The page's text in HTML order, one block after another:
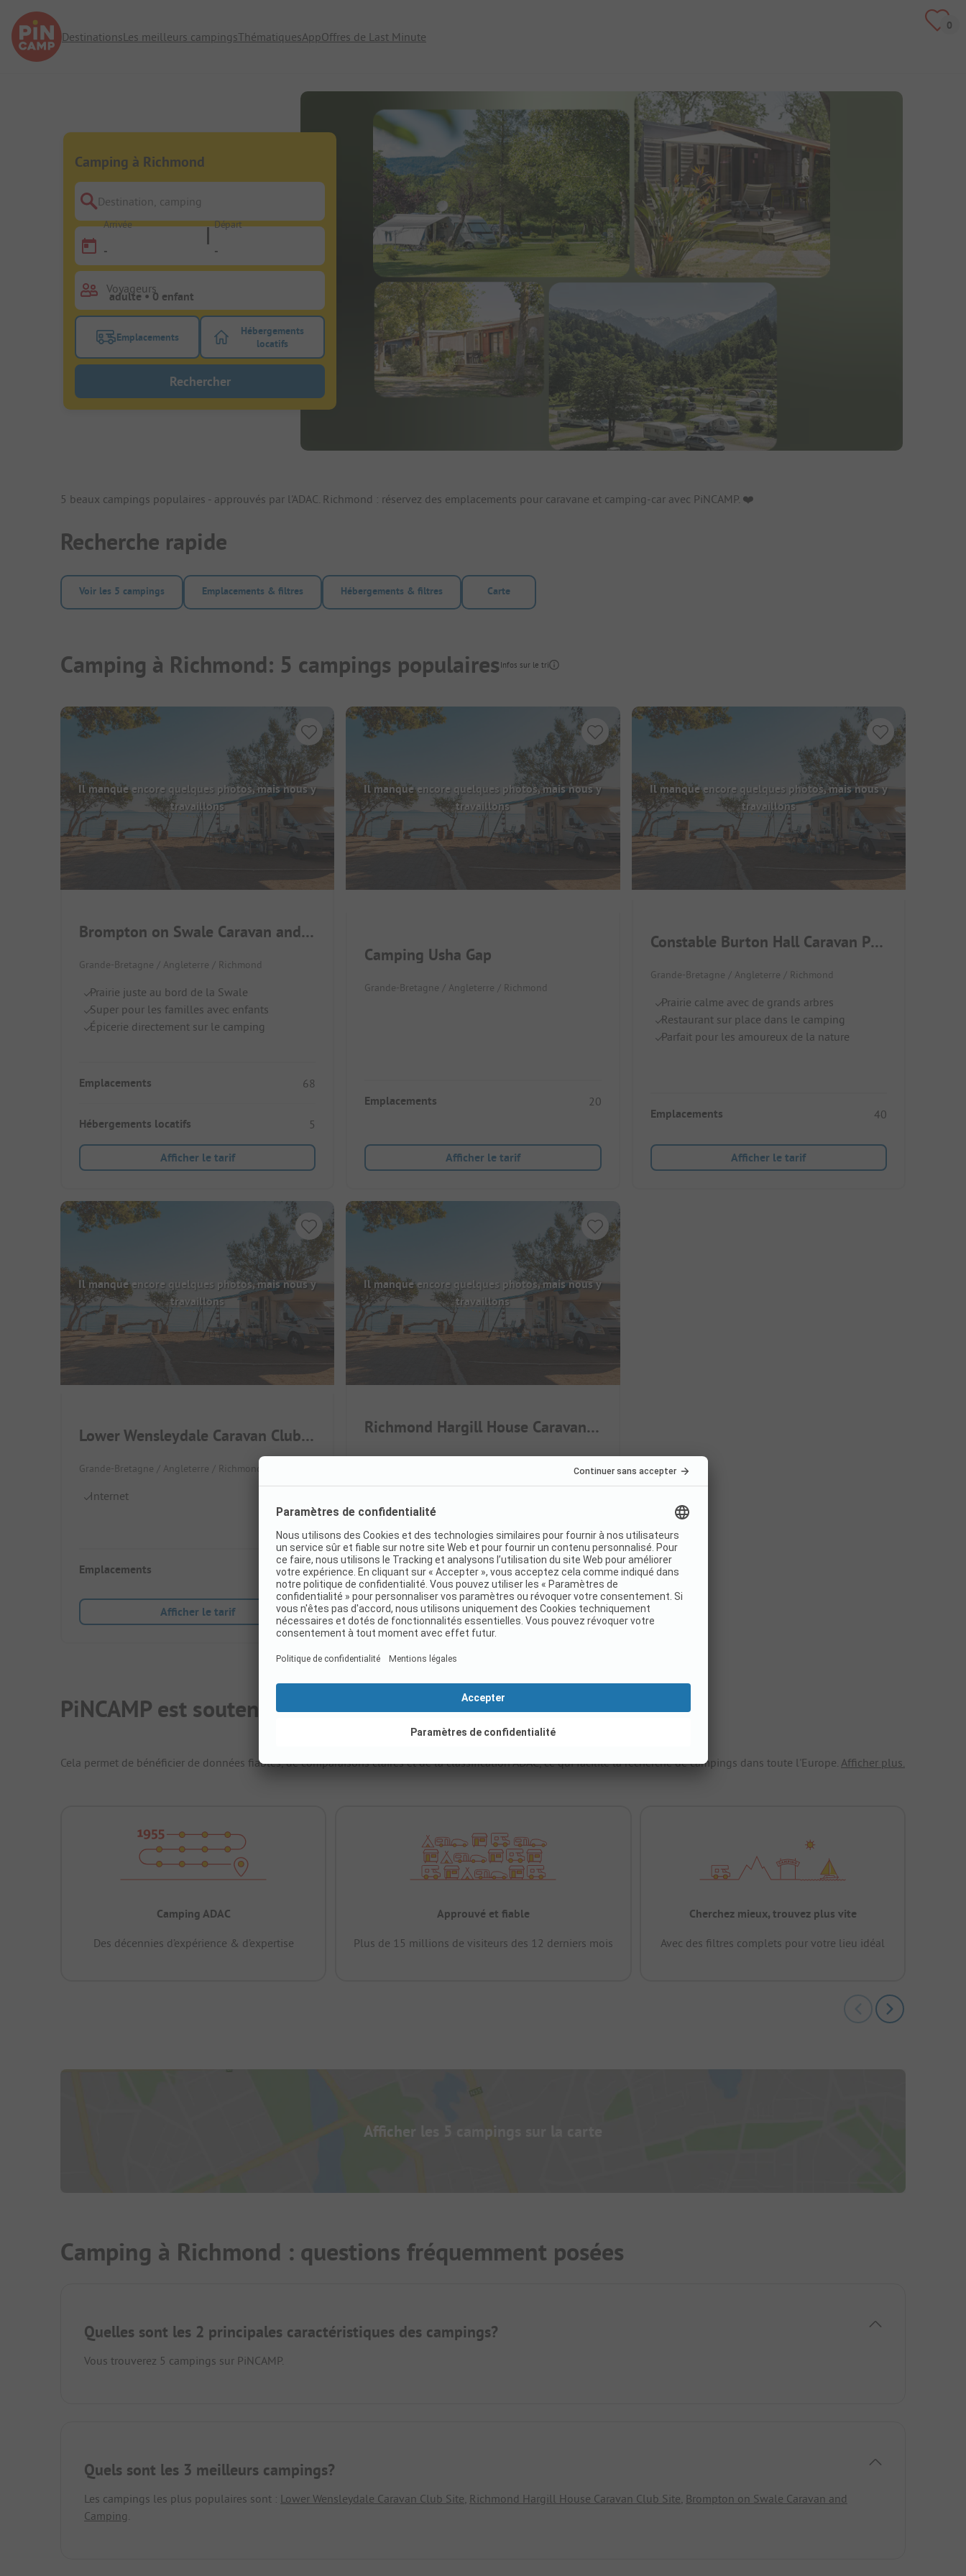
DestinationsLes meilleurs campingsThématiquesAppOffres de Last Minute
Camping à Richmond
Destination, camping
Arrivée
-
Départ
-
Voyageurs
Activez le bouton de filtre emplacements pour rechercher emplacements
Emplacements Activez le bouton de filtre hebergements-locatifs pour rechercher hebergements-locatifs
Hébergements
locatifs
Rechercher
5 beaux campings populaires - approuvés par l'ADAC. Richmond : réservez des emplacements pour caravane et camping-car avec PiNCAMP. ❤️️
Recherche rapide
Voir les 5 campings Emplacements & filtres Hébergements & filtres Carte
Camping à Richmond: 5 campings populaires Infos sur le tri
Il manque encore quelques photos, mais nous y
travaillons
Brompton on Swale Caravan and Camping
Grande-Bretagne / Angleterre / Richmond
Prairie juste au bord de la Swale
Super pour les familles avec enfants
Épicerie directement sur le camping
Emplacements 68
Hébergements locatifs 5
Afficher le tarif
Il manque encore quelques photos, mais nous y
travaillons
Camping Usha Gap
Grande-Bretagne / Angleterre / Richmond
Emplacements 20
Afficher le tarif
Il manque encore quelques photos, mais nous y
travaillons
Constable Burton Hall Caravan Park
Grande-Bretagne / Angleterre / Richmond
Prairie calme avec de grands arbres
Restaurant sur place dans le camping
Parfait pour les amoureux de la nature
Emplacements 40
Afficher le tarif
Il manque encore quelques photos, mais nous y
travaillons
Lower Wensleydale Caravan Club Site
Grande-Bretagne / Angleterre / Richmond
Internet
Emplacements 83
Afficher le tarif
Il manque encore quelques photos, mais nous y
travaillons
Richmond Hargill House Caravan Club Site
Grande-Bretagne / Angleterre / Richmond
Camping de prairie verdoyante idyllique
Emplacements stabilisés avec Wi-Fi
Emplacements 57
Afficher le tarif
PiNCAMP est soutenu par l’ADAC.
Cela permet de bénéficier de données fiables, de comparaisons claires et de la classification ADAC, ce qui facilite la recherche de campings dans toute l'Europe. Afficher plus.
Camping ADAC
Des décennies d’expérience & d’expertise
Approuvé et fiable
Plus de 15 millions de visiteurs des 12 derniers mois
Cherchez mieux, trouvez plus vite
Avec des filtres complets pour votre lieu idéal
Afficher les 5 campings sur la carte
Camping à Richmond : questions fréquemment posées
Quelles sont les 2 principales caractéristiques des campings?
Vous trouverez 5 campings sur PiNCAMP.
Quels sont les 3 meilleurs campings?
Les campings les plus populaires sont : Lower Wensleydale Caravan Club Site Richmond Hargill House Caravan Club Site Brompton on Swale Caravan and
Camping